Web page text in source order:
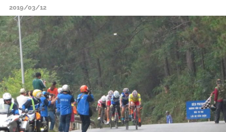
2019/03/12